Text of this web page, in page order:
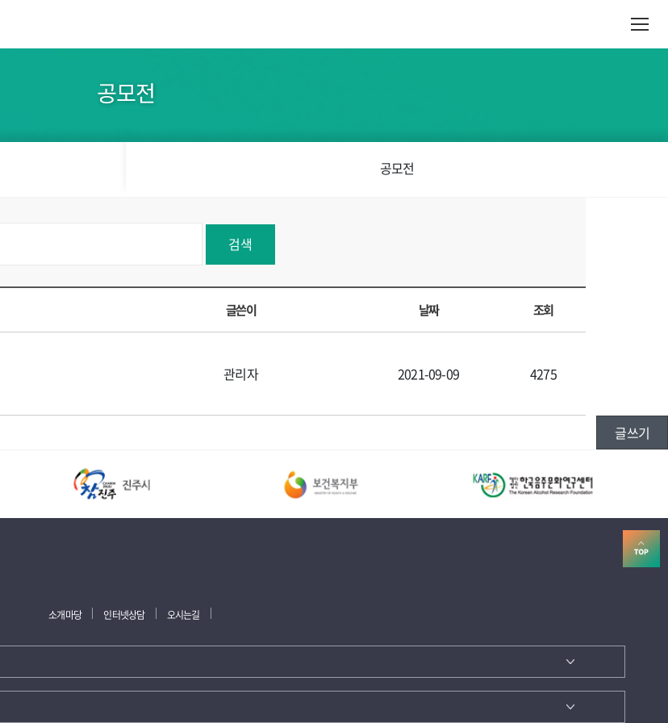
공모전
공모전
검색
글쓴이 날짜 조회
관리자 2021-09-09 4275
글쓰기
소개마당 인터넷상담 오시는길